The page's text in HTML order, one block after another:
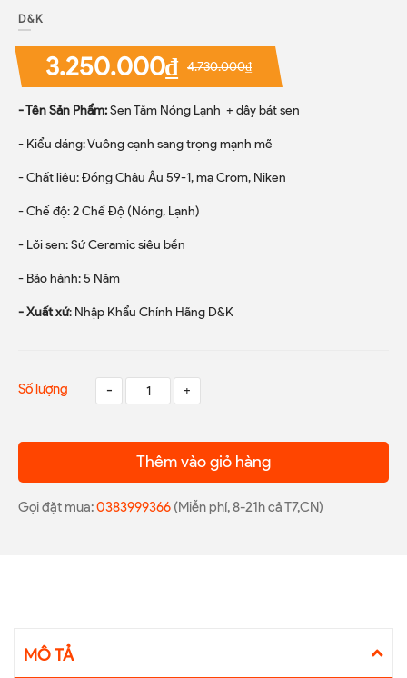
D&K
3.250.000₫ 4.730.000₫
- Tên Sản Phẩm:Sen Tắm Nóng Lạnh + dây bát sen
- Kiểu dáng: Vuông cạnh sang trọng mạnh mẽ
- Chất liệu: Đồng Châu Âu 59-1, mạ Crom, Niken
- Chế độ: 2 Chế Độ (Nóng, Lạnh)
- Lõi sen: Sứ Ceramic siêu bền
- Bảo hành: 5 Năm
- Xuất xứ: Nhập Khẩu Chính Hãng D&K
Số lượng - +
Thêm vào giỏ hàng
Gọi đặt mua:0383999366 (Miễn phí, 8-21h cả T7,CN)
MÔ TẢ